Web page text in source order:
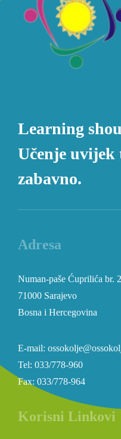
Learning
Učenje uvijek
zabavno.
Adresa
Numan-paše Ćuprilića br.
71000 Sarajevo
Bosna i Hercegovina
E-mail:
Tel: 033/778-960
Fax: 033/778-964
Korisni Linkovi